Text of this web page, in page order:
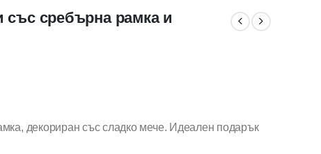
със сребърна рамка и
декориран със сладко мече. Идеален подарък